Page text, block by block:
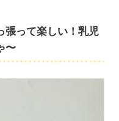
張って楽しい！乳児
〜